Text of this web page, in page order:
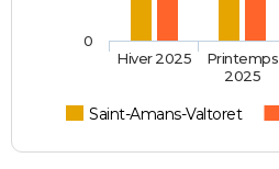
Saint-Amans-Valtoret
Hiver 2025
Printemps
2025
0